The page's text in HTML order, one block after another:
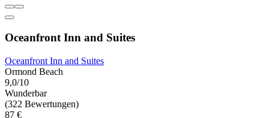
Oceanfront Inn and Suites
Oceanfront Inn and Suites
Ormond Beach
9,0/10
Wunderbar
(322 Bewertungen)
87 €